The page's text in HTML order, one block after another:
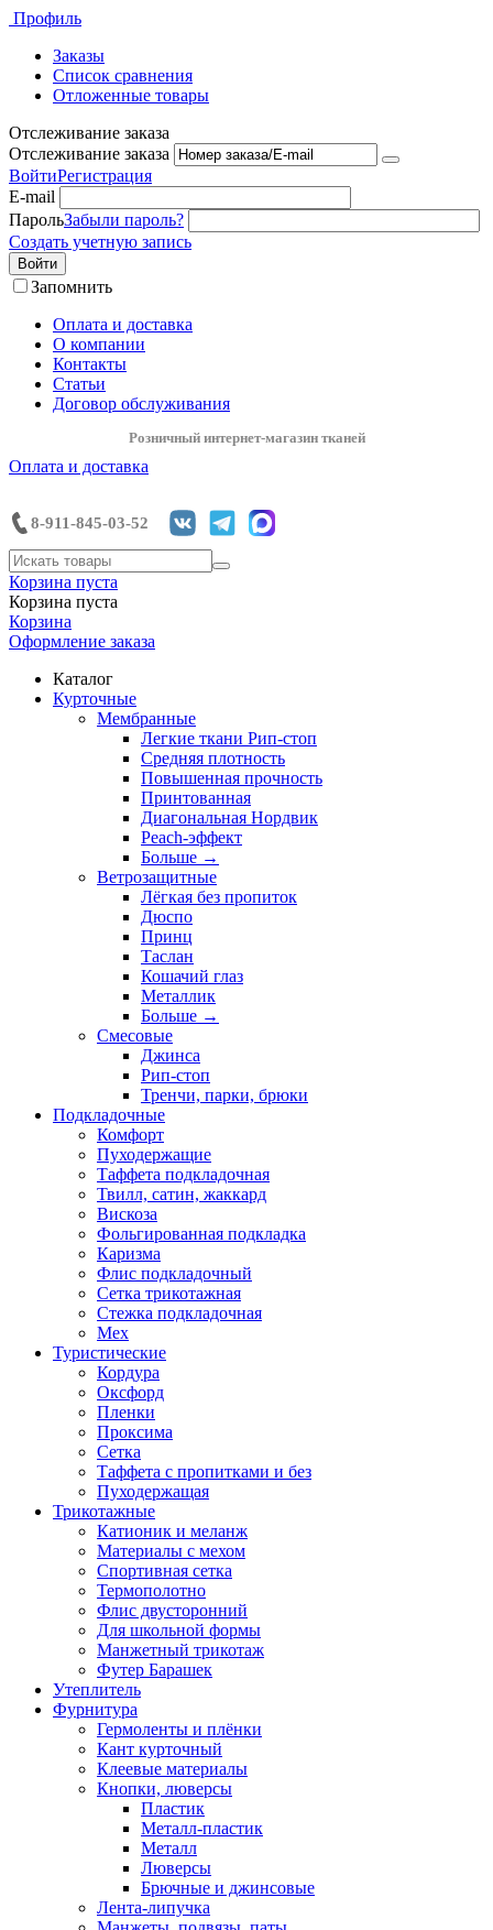
Профиль
Заказы
Список сравнения
Отложенные товары
Отслеживание заказа
Отслеживание заказа
ВойтиРегистрация
E-mail
ПарольЗабыли пароль?
Создать учетную запись
Войти
Запомнить
Оплата и доставка
О компании
Контакты
Статьи
Договор обслуживания
Розничный интернет-магазин тканей
Оплата и доставка
8-911-845-03-52
Корзина пуста
Корзина пуста
Корзина
Оформление заказа
Каталог
Курточные
Мембранные
Легкие ткани Рип-стоп
Средняя плотность
Повышенная прочность
Принтованная
Диагональная Нордвик
Peach-эффект
Больше →
Ветрозащитные
Лёгкая без пропиток
Дюспо
Принц
Таслан
Кошачий глаз
Металлик
Больше →
Смесовые
Джинса
Рип-стоп
Тренчи, парки, брюки
Подкладочные
Комфорт
Пуходержащие
Таффета подкладочная
Твилл, сатин, жаккард
Вискоза
Фольгированная подкладка
Каризма
Флис подкладочный
Сетка трикотажная
Стежка подкладочная
Мех
Туристические
Кордура
Оксфорд
Пленки
Проксима
Сетка
Таффета с пропитками и без
Пуходержащая
Трикотажные
Катионик и меланж
Материалы с мехом
Спортивная сетка
Термополотно
Флис двусторонний
Для школьной формы
Манжетный трикотаж
Футер Барашек
Утеплитель
Фурнитура
Гермоленты и плёнки
Кант курточный
Клеевые материалы
Кнопки, люверсы
Пластик
Металл-пластик
Металл
Люверсы
Брючные и джинсовые
Лента-липучка